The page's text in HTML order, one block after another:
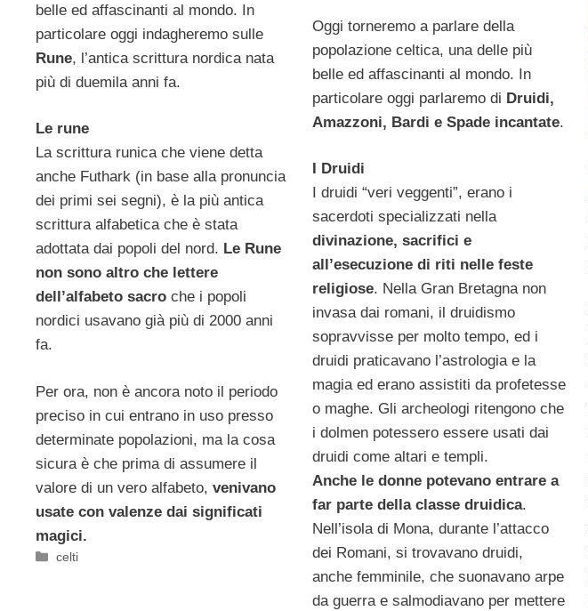
belle ed affascinanti al mondo. In
particolare oggi indagheremo sulle
Rune, l’antica scrittura nordica nata
più di duemila anni fa.
Le rune
La scrittura runica che viene detta
anche Futhark (in base alla pronuncia
dei primi sei segni), è la più antica
scrittura alfabetica che è stata
adottata dai popoli del nord. Le Rune
non sono altro che lettere
dell’alfabeto sacro che i popoli
nordici usavano già più di 2000 anni
fa.
Per ora, non è ancora noto il periodo
preciso in cui entrano in uso presso
determinate popolazioni, ma la cosa
sicura è che prima di assumere il
valore di un vero alfabeto, venivano
usate con valenze dai significati
magici.
Categorie
celti
Oggi torneremo a parlare della
popolazione celtica, una delle più
belle ed affascinanti al mondo. In
particolare oggi parlaremo di Druidi,
Amazzoni, Bardi e Spade incantate.
I Druidi
I druidi “veri veggenti”, erano i
sacerdoti specializzati nella
divinazione, sacrifici e
all’esecuzione di riti nelle feste
religiose. Nella Gran Bretagna non
invasa dai romani, il druidismo
sopravvisse per molto tempo, ed i
druidi praticavano l’astrologia e la
magia ed erano assistiti da profetesse
o maghe. Gli archeologi ritengono che
i dolmen potessero essere usati dai
druidi come altari e templi.
Anche le donne potevano entrare a
far parte della classe druidica.
Nell’isola di Mona, durante l’attacco
dei Romani, si trovavano druidi,
anche femminile, che suonavano arpe
da guerra e salmodiavano per mettere